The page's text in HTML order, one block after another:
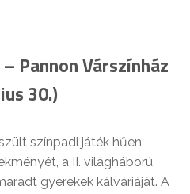
Pannon Várszínház
30.)
színpadi játék hűen
a II. világháború
gyerekek kálváriáját. A